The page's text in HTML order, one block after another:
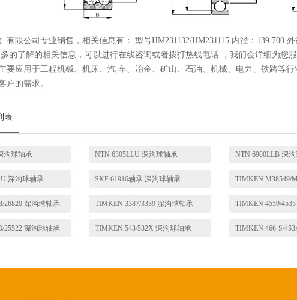
有限公司专业销售，相关信息有： 型号HM231132/HM231115 内径：139.700
的了解的相关信息，可以进行在线咨询或者拨打热线电话 ，我们会详细为您服
要应用于工程机械、机床、汽 车、冶金、矿山、石油、机械、电力、铁路等
户的需求。
表
沟球轴承 NTN 6305LLU 深沟球轴承 NTN 6900LLB 深
深沟球轴承 SKF 61916轴承 深沟球轴承
26820 深沟球轴承 TIMKEN 3387/3339 深沟球轴承 TIMKEN 4559/
25522 深沟球轴承 TIMKEN 543/532X 深沟球轴承 TIMKEN 466-S/